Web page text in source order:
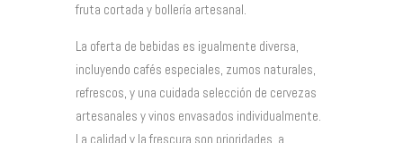
fruta cortada y bollería artesanal.
La oferta de bebidas es igualmente diversa,
incluyendo cafés especiales, zumos naturales,
refrescos, y una cuidada selección de cervezas
artesanales y vinos envasados individualmente.
La calidad y la frescura son prioridades, a